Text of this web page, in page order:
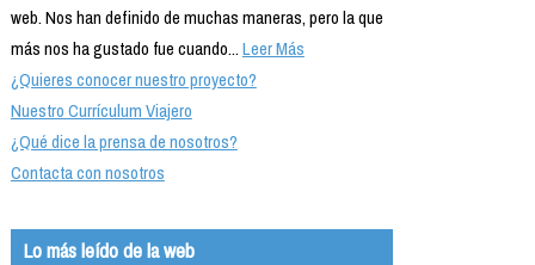
web. Nos han definido de muchas maneras, pero la que
más nos ha gustado fue cuando...Leer Más
¿Quieres conocer nuestro proyecto?
Nuestro Currículum Viajero
¿Qué dice la prensa de nosotros?
Contacta con nosotros
Lo más leído de la web